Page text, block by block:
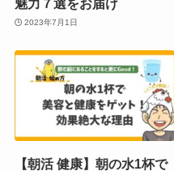
2023年7月1日
【朝活 健康】朝の水1杯で